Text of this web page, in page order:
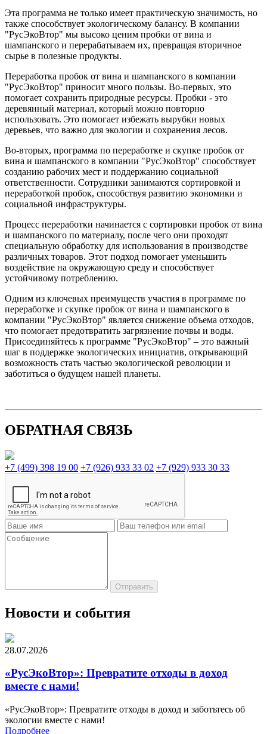
Эта программа не только имеет практическую значимость, но
также способствует экологическому балансу. В компании
"РусЭкоВтор" мы высоко ценим пробки от вина и
шампанского и перерабатываем их, превращая вторичное
сырье в полезные продукты.
Переработка пробок от вина и шампанского в компании
"РусЭкоВтор" приносит много пользы. Во-первых, это
помогает сохранить природные ресурсы. Пробки - это
деревянный материал, который можно повторно
использовать. Это помогает избежать вырубки новых
деревьев, что важно для экологии и сохранения лесов.
Во-вторых, программа по переработке и скупке пробок от
вина и шампанского в компании "РусЭкоВтор" способствует
созданию рабочих мест и поддержанию социальной
ответственности. Сотрудники занимаются сортировкой и
переработкой пробок, способствуя развитию экономики и
социальной инфраструктуры.
Процесс переработки начинается с сортировки пробок от вина
и шампанского по материалу, после чего они проходят
специальную обработку для использования в производстве
различных товаров. Этот подход помогает уменьшить
воздействие на окружающую среду и способствует
устойчивому потреблению.
Одним из ключевых преимуществ участия в программе по
переработке и скупке пробок от вина и шампанского в
компании "РусЭкоВтор" является снижение объема отходов,
что помогает предотвратить загрязнение почвы и воды.
Присоединяйтесь к программе "РусЭкоВтор" – это важный
шаг в поддержке экологических инициатив, открывающий
возможность стать частью экологической революции и
заботиться о будущем нашей планеты.
ОБРАТНАЯ СВЯЗЬ
+7 (499) 398 19 00 +7 (926) 933 33 02 +7 (929) 933 30 33
Новости и события
28.07.2026
«РусЭкоВтор»: Превратите отходы в доход
вместе с нами!
«РусЭкоВтор»: Превратите отходы в доход и заботьтесь об
экологии вместе с нами!
Подробнее